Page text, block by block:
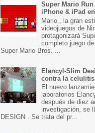
Super Mario
iPhone & iPad
Mario , la gran
videojuegos de
protagonizará
completo juego
Super Mario Bros. ...
Elancyl-Slim
contra la celulitis
El nuevo
laboratorios
después de diez
investigación, se
DESIGN . Se trata del pr...